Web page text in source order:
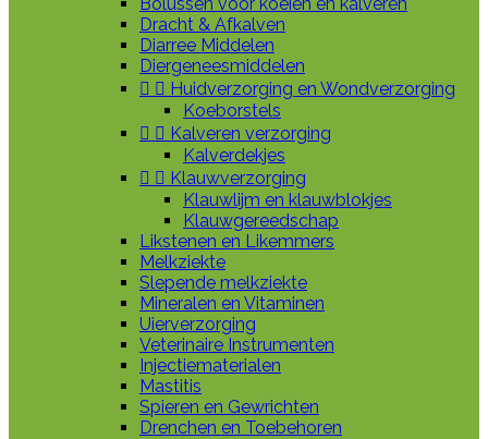
Dracht & Afkalven
Diarree Middelen
Diergeneesmiddelen
  Huidverzorging en Wondverzorging
Koeborstels
  Kalveren verzorging
Kalverdekjes
  Klauwverzorging
Klauwlijm en klauwblokjes
Klauwgereedschap
Likstenen en Likemmers
Melkziekte
Slepende melkziekte
Mineralen en Vitaminen
Uierverzorging
Veterinaire Instrumenten
Injectiematerialen
Mastitis
Spieren en Gewrichten
Drenchen en Toebehoren